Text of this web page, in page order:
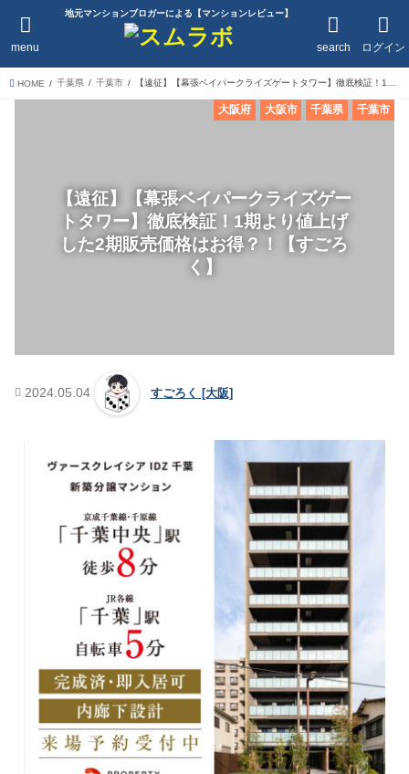
地元マンションブロガーによる【マンションレビュー】
ログイン
search
menu
HOME 千葉県 千葉市
【遠征】【幕張ベイパークライズゲー
トタワー】徹底検証！1期より値上げ
した2期販売価格はお得？！【すごろ
く】
千葉市
千葉県
大阪市
大阪府
2024.05.04 すごろく [大阪]